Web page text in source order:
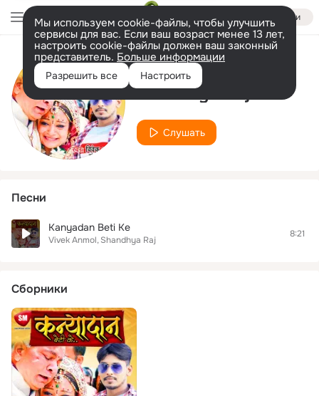
Войти
Мы используем cookie-файлы, чтобы улучшить
сервисы для вас. Если ваш возраст менее 13 лет,
настроить cookie-файлы должен ваш законный
представитель. Больше информации
Разрешить все Настроить
Исполнитель
Shandhya Raj
Слушать
Песни
Kanyadan Beti Ke
Vivek Anmol Shandhya Raj
8:21
Сборники